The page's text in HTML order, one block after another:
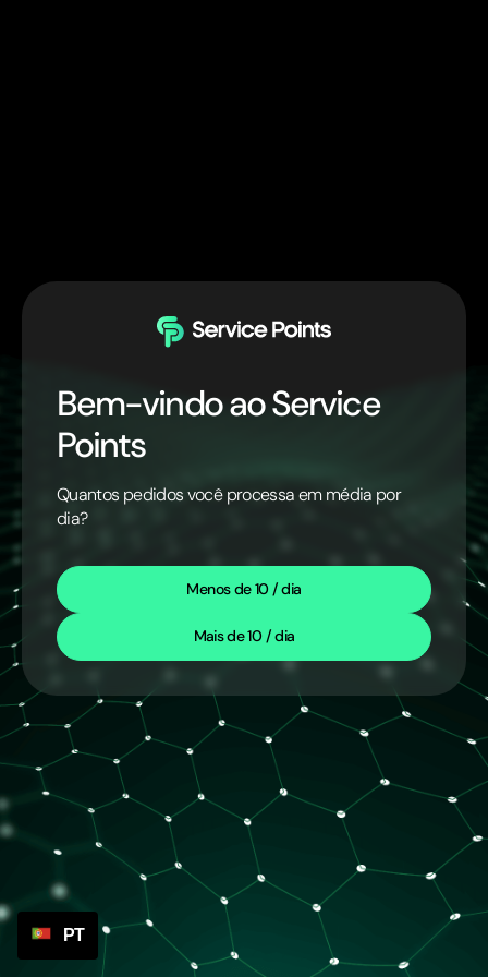
Bem-vindo ao Service
Points
Quantos pedidos você processa em média por
dia?
Menos de 10 / dia
Mais de 10 / dia
PT